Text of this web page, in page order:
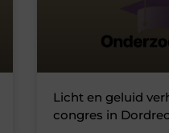
Licht en geluid
congres in